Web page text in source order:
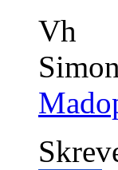
Vh
Simon